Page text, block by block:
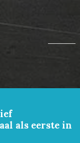
als eerste in